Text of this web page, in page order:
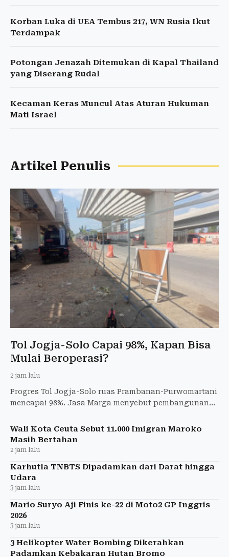
Korban Luka di UEA Tembus 217, WN Rusia Ikut
Terdampak
Potongan Jenazah Ditemukan di Kapal Thailand
yang Diserang Rudal
Kecaman Keras Muncul Atas Aturan Hukuman
Mati Israel
Artikel Penulis
Tol Jogja-Solo Capai 98%, Kapan Bisa
Mulai Beroperasi?
2 jam lalu
Progres Tol Jogja-Solo ruas Prambanan-Purwomartani
mencapai 98%. Jasa Marga menyebut pembangunan
Wali Kota Ceuta Sebut 11.000 Imigran Maroko
Masih Bertahan
2 jam lalu
Karhutla TNBTS Dipadamkan dari Darat hingga
Udara
3 jam lalu
Mario Suryo Aji Finis ke-22 di Moto2 GP Inggris
2026
3 jam lalu
3 Helikopter Water Bombing Dikerahkan
Padamkan Kebakaran Hutan Bromo